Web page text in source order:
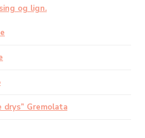
og lign.
drys” Gremolata